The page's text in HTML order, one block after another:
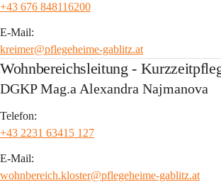
+43 676 848116200
E-Mail:
kreimer@pflegeheime-gablitz.at
Wohnbereichsleitung -
DGKP Mag.a Alexandra Najmanova
Telefon:
+43 2231 63415 127
E-Mail:
wohnbereich.kloster@pflegeheime-gablitz.at